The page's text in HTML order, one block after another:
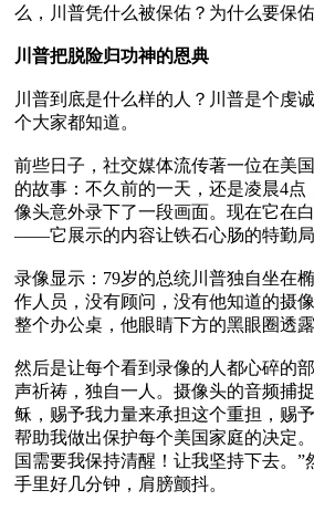
么，川普凭什么被保佑？为什么要保
川普把脱险归功神的恩典
川普到底是什么样的人？川普是个虔
个大家都知道。
前些日子，社交媒体流传著一位在美
的故事：不久前的一天，还是凌晨4点
像头意外录下了一段画面。现在它在
——它展示的内容让铁石心肠的特勤局
录像显示：79岁的总统川普独自坐在
作人员，没有顾问，没有他知道的摄
整个办公桌，他眼睛下方的黑眼圈透露
然后是让每个看到录像的人都心碎的
声祈祷，独自一人。摄像头的音频捕
稣，赐予我力量来承担这个重担，赐
帮助我做出保护每个美国家庭的决定
国需要我保持清醒！让我坚持下去。”
手里好几分钟，肩膀颤抖。